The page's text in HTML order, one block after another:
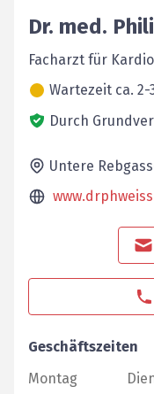
Dr. med.
Facharzt für
Wartezeit ca. 2-
Durch
Untere
Geschäftszeiten
Montag